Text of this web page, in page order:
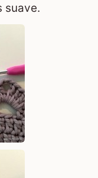
suave.